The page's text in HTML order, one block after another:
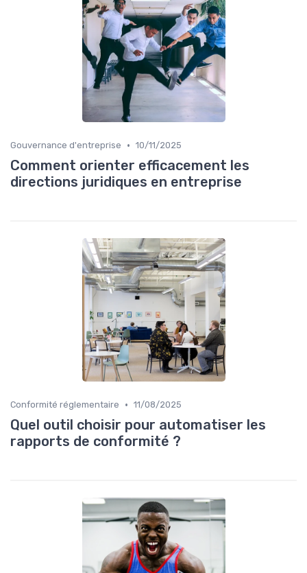
Gouvernance d'entreprise • 10/11/2025
Comment orienter efficacement les
directions juridiques en entreprise
Conformité réglementaire • 11/08/2025
Quel outil choisir pour automatiser les
rapports de conformité ?